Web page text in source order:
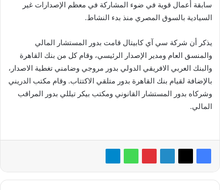
سابقة أعمال قوية في ضوء المشاركة في معظم الإصدارات غير
السيادية بالسوق المصري منذ بدء النشاط.
يذكر أن شركة سي آي كابيتال قامت بدور المستشار المالي
والمنسق العام ومدير الإصدار الرئيسي، وقام كل من بنك القاهرة
والبنك العربي الافريقي الدولي بدور مروجي وضامني تغطية الاصدار،
بالإضافة لقيام بنك القاهرة بدور متلقي الاكتتاب. وقام مكتب الدريني
وشركاه بدور المستشار القانوني ومكتب بيكر تيللي بدور المراقب
المالي.